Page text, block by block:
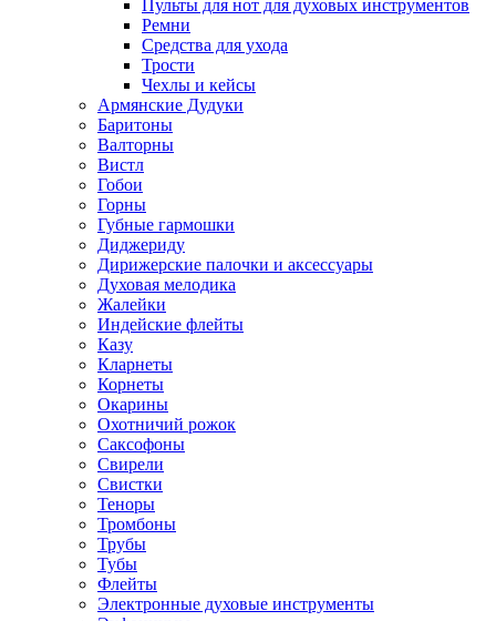
Пульты для нот для духовых инструментов
Ремни
Средства для ухода
Трости
Чехлы и кейсы
Армянские Дудуки
Баритоны
Валторны
Вистл
Гобои
Горны
Губные гармошки
Диджериду
Дирижерские палочки и аксессуары
Духовая мелодика
Жалейки
Индейские флейты
Казу
Кларнеты
Корнеты
Окарины
Охотничий рожок
Саксофоны
Свирели
Свистки
Теноры
Тромбоны
Трубы
Тубы
Флейты
Электронные духовые инструменты